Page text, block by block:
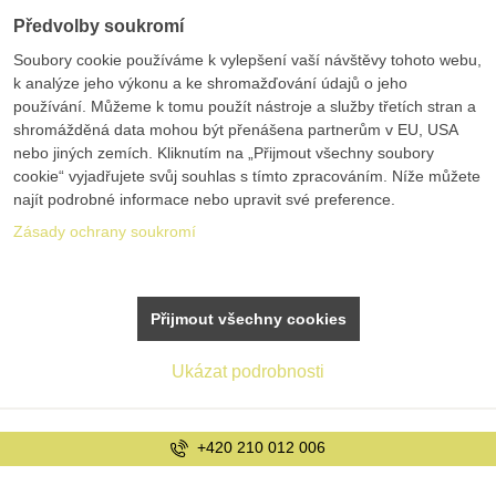
+420 210 012 006
Předvolby soukromí
Soubory cookie používáme k vylepšení vaší návštěvy tohoto webu,
k analýze jeho výkonu a ke shromažďování údajů o jeho
používání. Můžeme k tomu použít nástroje a služby třetích stran a
shromážděná data mohou být přenášena partnerům v EU, USA
nebo jiných zemích. Kliknutím na „Přijmout všechny soubory
cookie“ vyjadřujete svůj souhlas s tímto zpracováním. Níže můžete
najít podrobné informace nebo upravit své preference.
Zásady ochrany soukromí
Ukázat podrobnosti
Přijmout všechny cookies